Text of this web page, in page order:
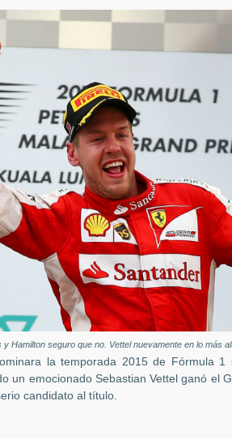
Hamilton seguro que no. Vettel nuevamente en lo más
la temporada 2015 de Fórmula
un emocionado Sebastian Vettel ganó el
candidato al título.